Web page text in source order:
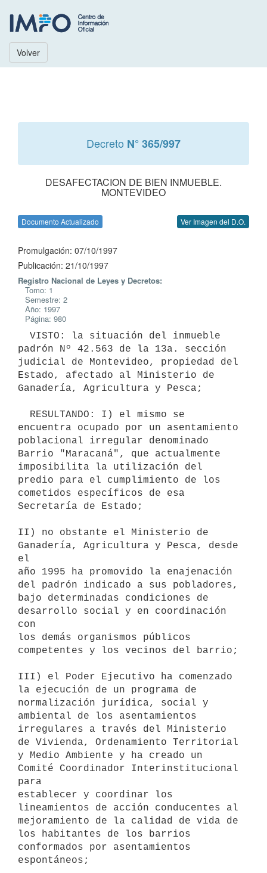
Volver
Decreto N° 365/997
DESAFECTACION DE BIEN INMUEBLE.
MONTEVIDEO
Documento Actualizado Ver Imagen del D.O.
Promulgación: 07/10/1997
Publicación: 21/10/1997
Registro Nacional de Leyes y Decretos:
Tomo: 1
Semestre: 2
Año: 1997
Página: 980
padrón Nº 42.563 de la 13a. sección
judicial de Montevideo, propiedad del
Estado, afectado al Ministerio de
Ganadería, Agricultura y Pesca;
encuentra ocupado por un asentamiento
poblacional irregular denominado
Barrio "Maracaná", que actualmente
imposibilita la utilización del
predio para el cumplimiento de los
cometidos específicos de esa
Secretaría de Estado;
II) no obstante el Ministerio de
Ganadería, Agricultura y Pesca, desde
el
año 1995 ha promovido la enajenación
del padrón indicado a sus pobladores,
bajo determinadas condiciones de
desarrollo social y en coordinación
con
los demás organismos públicos
competentes y los vecinos del barrio;
III) el Poder Ejecutivo ha comenzado
la ejecución de un programa de
normalización jurídica, social y
ambiental de los asentamientos
irregulares a través del Ministerio
de Vivienda, Ordenamiento Territorial
y Medio Ambiente y ha creado un
Comité Coordinador Interinstitucional
para
establecer y coordinar los
lineamientos de acción conducentes al
mejoramiento de la calidad de vida de
los habitantes de los barrios
conformados por asentamientos
espontáneos;